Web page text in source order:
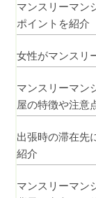
マンスリーマン
ポイントを紹介
女性がマンスリ
マンスリーマン
屋の特徴や注意
出張時の滞在先
紹介
マンスリーマン